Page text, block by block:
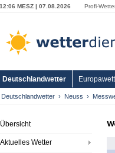
12:06 MESZ | 07.08.2026 Profi-
Deutschlandwetter
Deutschlandwetter Neuss
Übersicht
Aktuelles Wetter